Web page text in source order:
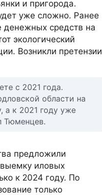
и пригорода.
уже сложно. Ранее
денежных средств на
экологический
Возникли претензии
с 2021 года.
области на
а к 2021 году уже
Тюменцев.
предложили
выемку иловых
к 2024 году. По
только